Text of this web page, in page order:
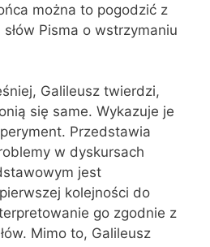
można to pogodzić z
Pisma o wstrzymaniu
Galileusz twierdzi,
się same. Wykazuje je
Przedstawia
w dyskursach
jest
kolejności do
go zgodnie z
Mimo to, Galileusz